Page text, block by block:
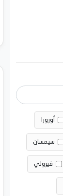
أورورا
سيمسان
فيرولي